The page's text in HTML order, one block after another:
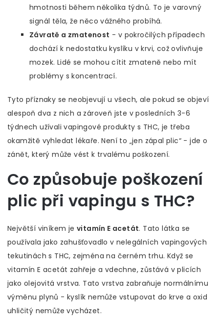
hmotnosti během několika týdnů. To je varovný
signál těla, že něco vážného probíhá.
Závratě a zmatenost - v pokročilých případech
dochází k nedostatku kyslíku v krvi, což ovlivňuje
mozek. Lidé se mohou cítit zmateně nebo mít
problémy s koncentrací.
Tyto příznaky se neobjevují u všech, ale pokud se objeví
alespoň dva z nich a zároveň jste v posledních 3-6
týdnech užívali vapingové produkty s THC, je třeba
okamžitě vyhledat lékaře. Není to „jen zápal plic“ - jde o
zánět, který může vést k trvalému poškození.
Co způsobuje poškození
plic při vapingu s THC?
Největší viníkem je vitamín E acetát. Tato látka se
používala jako zahušťovadlo v nelegálních vapingových
tekutinách s THC, zejména na černém trhu. Když se
vitamín E acetát zahřeje a vdechne, zůstává v plicích
jako olejovitá vrstva. Tato vrstva zabraňuje normálnímu
výměnu plynů - kyslík nemůže vstupovat do krve a oxid
uhličitý nemůže vycházet.